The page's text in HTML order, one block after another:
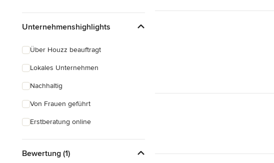
Unternehmenshighlights
Über Houzz beauftragt
Lokales Unternehmen
Nachhaltig
Von Frauen geführt
Erstberatung online
Bewertung (1)